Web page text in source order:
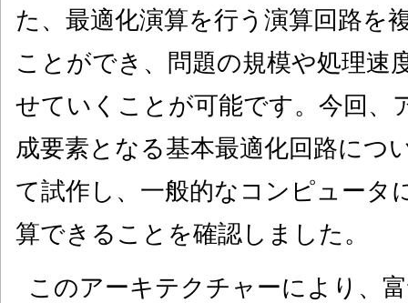
た、最適化演算を行う演算回路を
ことができ、問題の規模や処理速
せていくことが可能です。今回、
成要素となる基本最適化回路につ
て試作し、一般的なコンピュータ
算できることを確認しました。
このアーキテクチャーにより、